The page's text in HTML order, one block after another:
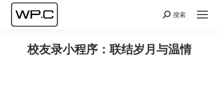
Search:
搜索
校友录小程序：联结岁月与温情